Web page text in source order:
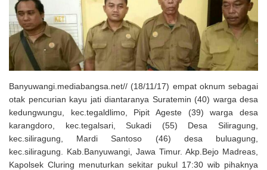
Uji Coba Program NADI JKN
Banyuwangi.mediabangsa.net// (18/11/17) empat oknum sebagai
otak pencurian kayu jati diantaranya Suratemin (40) warga desa
kedungwungu, kec.tegaldlimo, Pipit Ageste (39) warga desa
karangdoro, kec.tegalsari, Sukadi (55) Desa Siliragung,
kec.siliragung, Mardi Santoso (46) desa buluagung,
kec.siliragung. Kab.Banyuwangi, Jawa Timur. Akp.Bejo Madreas,
Kapolsek Cluring menuturkan sekitar pukul 17:30 wib pihaknya